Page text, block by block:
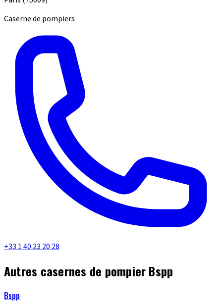
Caserne de pompiers
+33 1 40 23 20 28
Autres casernes de pompier Bspp
Bspp